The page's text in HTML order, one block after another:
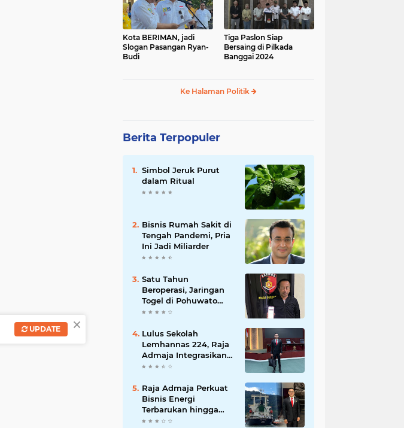
Kota BERIMAN, jadi
Slogan Pasangan Ryan-
Budi
Tiga Paslon Siap
Bersaing di Pilkada
Banggai 2024
Ke Halaman Politik
Berita Terpopuler
Simbol Jeruk Purut
dalam Ritual
Bisnis Rumah Sakit di
Tengah Pandemi, Pria
Ini Jadi Miliarder
Satu Tahun
Beroperasi, Jaringan
Togel di Pohuwato
Akhirnya Dibongkar
Lulus Sekolah
Lemhannas 224, Raja
Admaja Integrasikan
Strategi ke Bisnis
Raja Admaja Perkuat
Bisnis Energi
Terbarukan hingga
Shipping Agency
×
UPDATE